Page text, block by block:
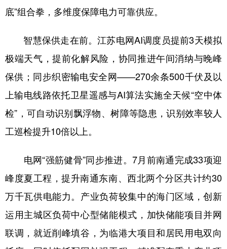
北京 天津 河北 山西
辽宁 吉林 上海 江苏
浙江 安徽 福建 江西
山东 河南 湖北 湖南
广东 广西
四川 贵州 云南 西藏
陕西 甘肃 青海 宁夏
新疆 内蒙古 黑龙江
多语种频道
底”组合拳，多维度保障电力可靠供应。
智慧保供走在前。江苏电网AI调度员提前3天模拟
极端天气，提前化解风险，协同推进午间消纳与晚峰
保供；同步织密输电安全网——270余条500千伏及以
上输电线路依托卫星遥感与AI算法实施全天候“空中体
检”，可自动识别飘浮物、树障等隐患，识别效率较人
工巡检提升10倍以上。
电网“强筋健骨”同步推进。7月前南通完成33项迎
峰度夏工程，提升南通东南、西北两个分区共计约30
万千瓦供电能力。产业负荷较集中的海门区域，创新
运用主城区负荷中心型储能模式，加快储能项目并网
联调，就近削峰填谷，为临港大项目和居民用电双向